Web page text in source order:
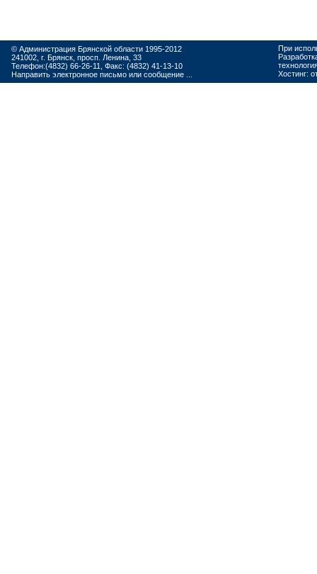
© Администрация Брянской области 1995-2012
241002, г. Брянск, просп. Ленина, 33
Телефон:(4832) 66-26-11, Факс: (4832) 41-13-10
Направить электронное письмо или сообщение ...
При
Хостинг: